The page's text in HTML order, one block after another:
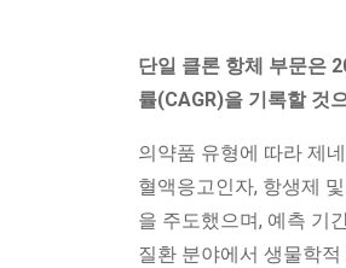
단일 클론 항체 부문은
률(CAGR)을 기록할 것
의약품 유형에 따라 제
혈액응고인자, 항생제
을 주도했으며, 예측 기
질환 분야에서 생물학